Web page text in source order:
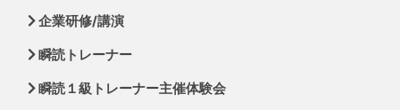
企業研修/講演
瞬読トレーナー
瞬読１級トレーナー主催体験会